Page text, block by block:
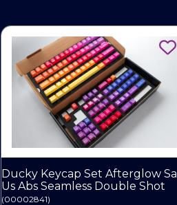
Ducky Keycap Set Afterglow Sa
Us Abs Seamless Double Shot
(00002841)